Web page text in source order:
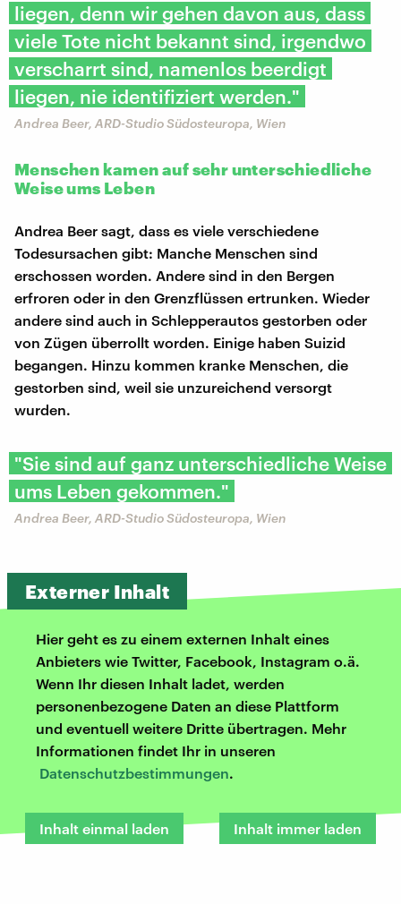
liegen, denn wir gehen davon aus, dass
viele Tote nicht bekannt sind, irgendwo
verscharrt sind, namenlos beerdigt
liegen, nie identifiziert werden."
Andrea Beer, ARD-Studio Südosteuropa, Wien
Menschen kamen auf sehr unterschiedliche
Weise ums Leben
Andrea Beer sagt, dass es viele verschiedene
Todesursachen gibt: Manche Menschen sind
erschossen worden. Andere sind in den Bergen
erfroren oder in den Grenzflüssen ertrunken. Wieder
andere sind auch in Schlepperautos gestorben oder
von Zügen überrollt worden. Einige haben Suizid
begangen. Hinzu kommen kranke Menschen, die
gestorben sind, weil sie unzureichend versorgt
wurden.
"Sie sind auf ganz unterschiedliche Weise
ums Leben gekommen."
Andrea Beer, ARD-Studio Südosteuropa, Wien
Externer Inhalt
Hier geht es zu einem externen Inhalt eines
Anbieters wie Twitter, Facebook, Instagram o.ä.
Wenn Ihr diesen Inhalt ladet, werden
personenbezogene Daten an diese Plattform
und eventuell weitere Dritte übertragen. Mehr
Informationen findet Ihr in unseren
Datenschutzbestimmungen.
Inhalt einmal laden Inhalt immer laden